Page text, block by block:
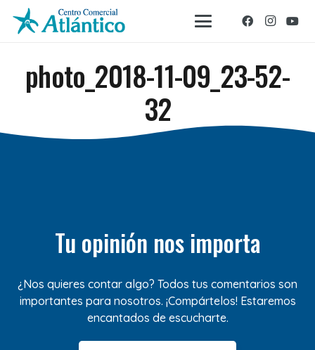
photo_2018-11-09_23-52-
32
Tu opinión nos importa
¿Nos quieres contar algo? Todos tus comentarios son
importantes para nosotros. ¡Compártelos! Estaremos
encantados de escucharte.